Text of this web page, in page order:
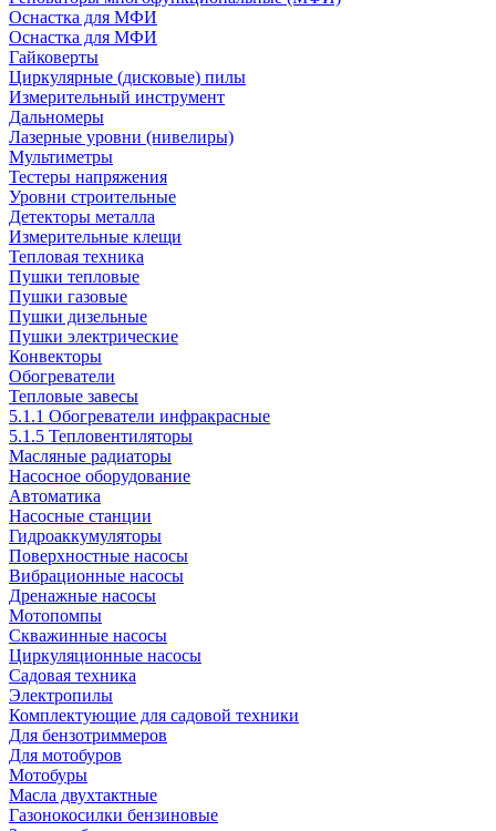
Оснастка для МФИ
Оснастка для МФИ
Гайковерты
Циркулярные (дисковые) пилы
Измерительный инструмент
Дальномеры
Лазерные уровни (нивелиры)
Мультиметры
Тестеры напряжения
Уровни строительные
Детекторы металла
Измерительные клещи
Тепловая техника
Пушки тепловые
Пушки газовые
Пушки дизельные
Пушки электрические
Конвекторы
Обогреватели
Тепловые завесы
5.1.1 Обогреватели инфракрасные
5.1.5 Тепловентиляторы
Масляные радиаторы
Насосное оборудование
Автоматика
Насосные станции
Гидроаккумуляторы
Поверхностные насосы
Вибрационные насосы
Дренажные насосы
Мотопомпы
Скважинные насосы
Циркуляционные насосы
Садовая техника
Электропилы
Комплектующие для садовой техники
Для бензотриммеров
Для мотобуров
Мотобуры
Масла двухтактные
Газонокосилки бензиновые